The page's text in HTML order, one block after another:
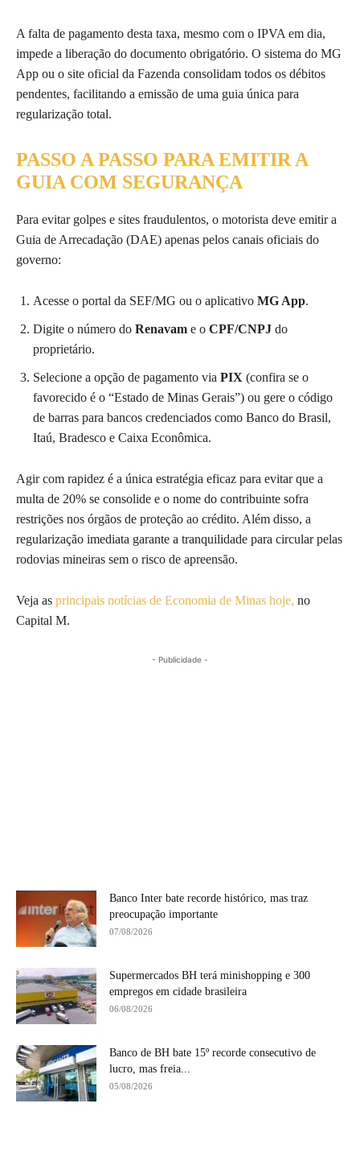
A falta de pagamento desta taxa, mesmo com o IPVA em dia,
impede a liberação do documento obrigatório. O sistema do MG
App ou o site oficial da Fazenda consolidam todos os débitos
pendentes, facilitando a emissão de uma guia única para
regularização total.
PASSO A PASSO PARA EMITIR A
GUIA COM SEGURANÇA
Para evitar golpes e sites fraudulentos, o motorista deve emitir a
Guia de Arrecadação (DAE) apenas pelos canais oficiais do
governo:
Acesse o portal da SEF/MG ou o aplicativo MG App.
Digite o número do Renavam e o CPF/CNPJ do
proprietário.
Selecione a opção de pagamento via PIX (confira se o
favorecido é o “Estado de Minas Gerais”) ou gere o código
de barras para bancos credenciados como Banco do Brasil,
Itaú, Bradesco e Caixa Econômica.
Agir com rapidez é a única estratégia eficaz para evitar que a
multa de 20% se consolide e o nome do contribuinte sofra
restrições nos órgãos de proteção ao crédito. Além disso, a
regularização imediata garante a tranquilidade para circular pelas
rodovias mineiras sem o risco de apreensão.
Veja as principais notícias de Economia de Minas hoje, no
Capital M.
- Publicidade -
Banco Inter bate recorde histórico, mas traz
preocupação importante
07/08/2026
Supermercados BH terá minishopping e 300
empregos em cidade brasileira
06/08/2026
Banco de BH bate 15º recorde consecutivo de
lucro, mas freia...
05/08/2026